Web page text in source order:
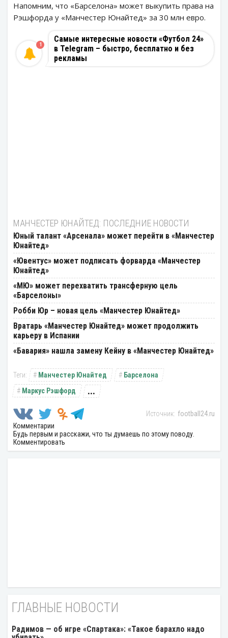
Напомним, что «Барселона» может выкупить права на
Рэшфорда у «Манчестер Юнайтед» за 30 млн евро.
Самые интересные новости «Футбол 24»
в Telegram – быстро, бесплатно и без
рекламы
1
МАНЧЕСТЕР ЮНАЙТЕД: ПОСЛЕДНИЕ НОВОСТИ
Юный талант «Арсенала» может перейти в «Манчестер
Юнайтед»
«Ювентус» может подписать форварда «Манчестер
Юнайтед»
«МЮ» может перехватить трансферную цель
«Барселоны»
Робби Юр – новая цель «Манчестер Юнайтед»
Вратарь «Манчестер Юнайтед» может продолжить
карьеру в Испании
«Бавария» нашла замену Кейну в «Манчестер Юнайтед»
Манчестер Юнайтед
Барселона
Маркус Рэшфорд
...
football24.ru
Комментарии
Будь первым и расскажи, что ты думаешь по этому поводу.
Комментировать
ГЛАВНЫЕ НОВОСТИ
Радимов — об игре «Спартака»: «Такое барахло надо